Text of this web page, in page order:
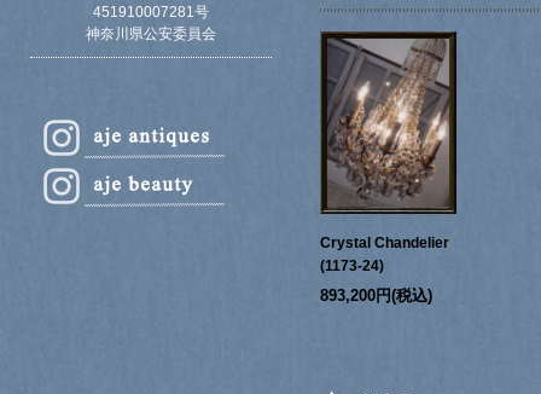
451910007281号
神奈川県公安委員会
Crystal Chandelier
(1173-24)
893,200円(税込)